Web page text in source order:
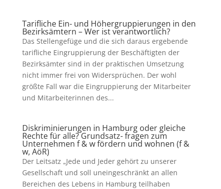
Tarifliche Ein- und Höhergruppierungen in den
Bezirksämtern – Wer ist verantwortlich?
Das Stellengefüge und die sich daraus ergebende
tarifliche Eingruppierung der Beschäftigten der
Bezirksämter sind in der praktischen Umsetzung
nicht immer frei von Widersprüchen. Der wohl
größte Fall war die Eingruppierung der Mitarbeiter
und Mitarbeiterinnen des...
Diskriminierungen in Hamburg oder gleiche
Rechte für alle? Grundsatz- fragen zum
Unternehmen f & w fördern und wohnen (f &
w, AöR)
Der Leitsatz „Jede und Jeder gehört zu unserer
Gesellschaft und soll uneingeschränkt an allen
Bereichen des Lebens in Hamburg teilhaben